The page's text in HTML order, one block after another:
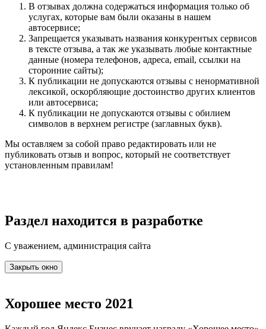
В отзывах должна содержаться информация только об
услугах, которые вам были оказаны в нашем
автосервисе;
Запрещается указывать названия конкурентых сервисов
в тексте отзыва, а так же указывать любые контактные
данные (номера телефонов, адреса, email, ссылки на
сторонние сайты);
К публикации не допускаются отзывы с ненормативной
лексикой, оскорбляющие достоинство других клиентов
или автосервиса;
К публикации не допускаются отзывы с обилием
символов в верхнем регистре (заглавных букв).
Мы оставляем за собой право редактировать или не
публиковать отзыв и вопрос, который не соответствует
установленным правилам!
Раздел находится в разработке
С уважением, администрация сайта
Закрыть окно
Хорошее место 2021